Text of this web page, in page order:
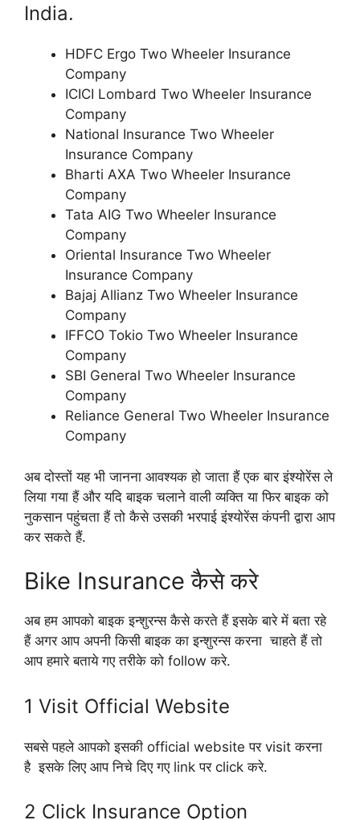
India.
HDFC Ergo Two Wheeler Insurance
Company
ICICI Lombard Two Wheeler Insurance
Company
National Insurance Two Wheeler
Insurance Company
Bharti AXA Two Wheeler Insurance
Company
Tata AIG Two Wheeler Insurance
Company
Oriental Insurance Two Wheeler
Insurance Company
Bajaj Allianz Two Wheeler Insurance
Company
IFFCO Tokio Two Wheeler Insurance
Company
SBI General Two Wheeler Insurance
Company
Reliance General Two Wheeler Insurance
Company
अब दोस्तों यह भी जानना आवश्यक हो जाता हैं एक बार इंश्योरेंस ले
लिया गया हैं और यदि बाइक चलाने वाली व्यक्ति या फिर बाइक को
नुकसान पहुंचता हैं तो कैसे उसकी भरपाई इंश्योरेंस कंपनी द्वारा आप
कर सकते हैं.
Bike Insurance कैसे करे
अब हम आपको बाइक इन्शुरन्स कैसे करते हैं इसके बारे में बता रहे
हैं अगर आप अपनी किसी बाइक का इन्शुरन्स करना चाहते हैं तो
आप हमारे बताये गए तरीके को follow करे.
1 Visit Official Website
सबसे पहले आपको इसकी official website पर visit करना
है इसके लिए आप निचे दिए गए link पर click करे.
2 Click Insurance Option